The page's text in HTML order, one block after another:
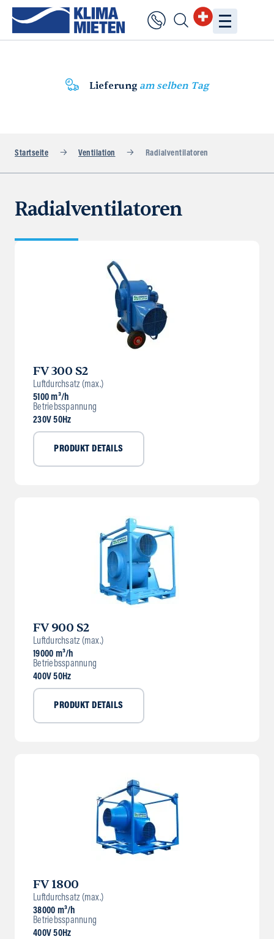
Lieferung am selben Tag
Startseite Ventilation Radialventilatoren
Radialventilatoren
FV 300 S2
Luftdurchsatz (max.)
5100 m³/h
Betriebsspannung
230V 50Hz
PRODUKT DETAILS
FV 900 S2
Luftdurchsatz (max.)
19000 m³/h
Betriebsspannung
400V 50Hz
PRODUKT DETAILS
FV 1800
Luftdurchsatz (max.)
38000 m³/h
Betriebsspannung
400V 50Hz